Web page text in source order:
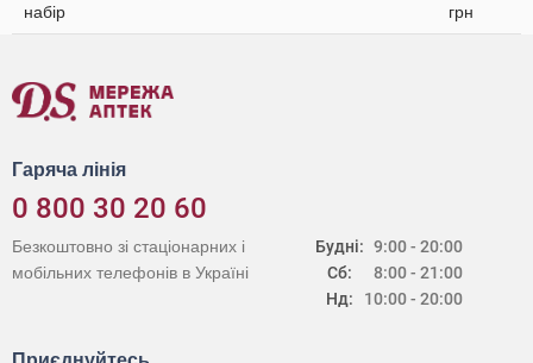
набір
грн
Гаряча лінія
0 800 30 20 60
Будні:
Сб:
Нд:
9:00 - 20:00
8:00 - 21:00
10:00 - 20:00
Безкоштовно зі стаціонарних і
мобільних телефонів в Україні